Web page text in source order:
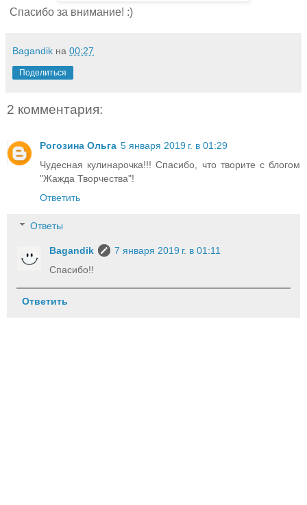
Спасибо за внимание! :)
Bagandik на 00:27
Поделиться
2 комментария:
Рогозина Ольга 5 января 2019 г. в 01:29
Чудесная кулинарочка!!! Спасибо, что творите с блогом
"Жажда Творчества"!
Ответить
Ответы
Bagandik
7 января 2019 г. в 01:11
Спасибо!!
Ответить